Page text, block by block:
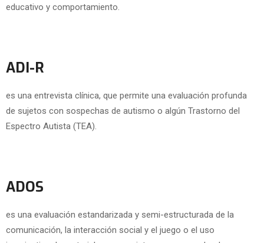
educativo y comportamiento.
ADI-R
es una entrevista clínica, que permite una evaluación profunda
de sujetos con sospechas de autismo o algún Trastorno del
Espectro Autista (TEA).
ADOS
es una evaluación estandarizada y semi-estructurada de la
comunicación, la interacción social y el juego o el uso